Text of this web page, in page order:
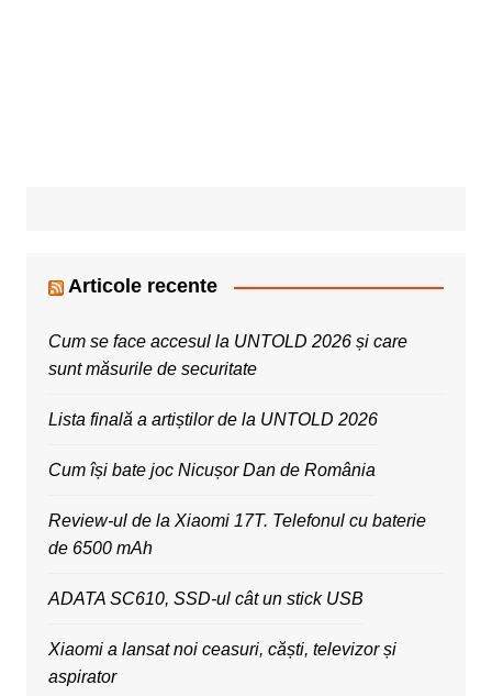
Articole recente
Cum se face accesul la UNTOLD 2026 și care
sunt măsurile de securitate
Lista finală a artiștilor de la UNTOLD 2026
Cum își bate joc Nicușor Dan de România
Review-ul de la Xiaomi 17T. Telefonul cu baterie
de 6500 mAh
ADATA SC610, SSD-ul cât un stick USB
Xiaomi a lansat noi ceasuri, căști, televizor și
aspirator